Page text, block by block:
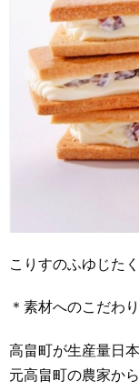
こりすのふゆじたく
＊素材へのこだわり
高畠町が生産量日
元高畠町の農家か